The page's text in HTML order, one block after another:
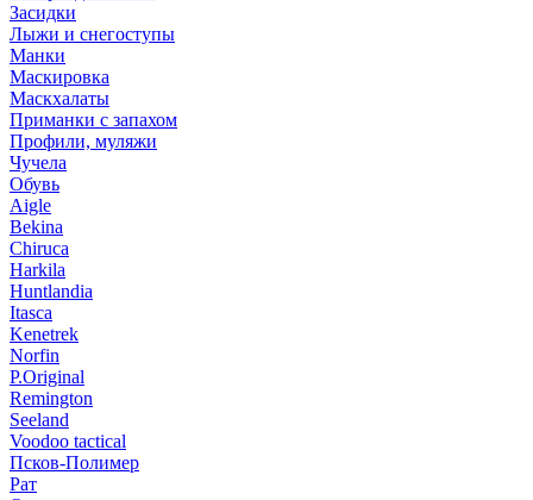
Засидки
Лыжи и снегоступы
Манки
Маскировка
Маскхалаты
Приманки с запахом
Профили, муляжи
Чучела
Обувь
Aigle
Bekina
Chiruсa
Harkila
Huntlandia
Itasca
Kenetrek
Norfin
P.Original
Remington
Seeland
Voodoo tactical
Псков-Полимер
Рат